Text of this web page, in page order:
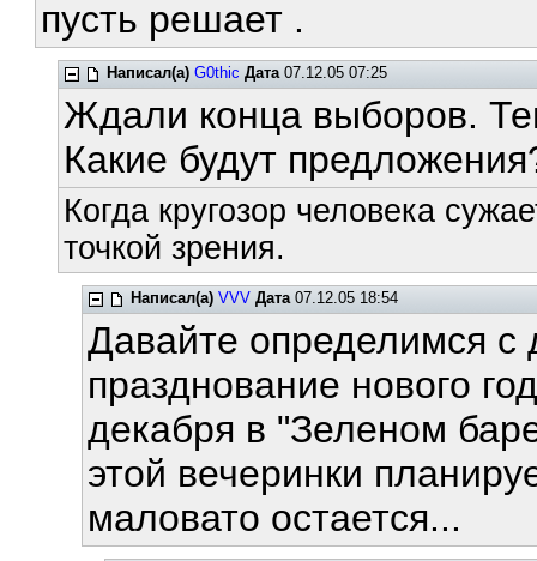
пусть решает .
Написал(а) G0thic Дата07.12.05 07:25
Ждали конца выборов.
Какие будут
Когда кругозор человека
точкой зрения.
Написал(а) VVV Дата07.12.05 18:54
Давайте определимся с
празднование нового
декабря в "Зеленом
этой вечеринки
маловато остается...